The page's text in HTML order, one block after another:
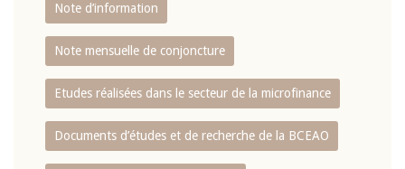
Note d’information
Note mensuelle de conjoncture
Etudes réalisées dans le secteur de la microfinance
Documents d’études et de recherche de la BCEAO